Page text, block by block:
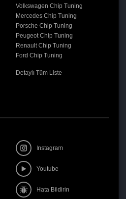
Volkswagen Chip Tuning
Mercedes Chip Tuning
Porsche Chip Tuning
Peugeot Chip Tuning
Renault Chip Tuning
Ford Chip Tuning
Detaylı Tüm Liste
Instagram
Youtube
Hata Bildirin